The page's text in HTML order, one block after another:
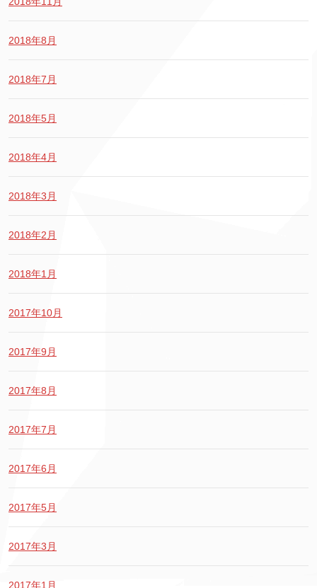
2018年8月
2018年7月
2018年5月
2018年4月
2018年3月
2018年2月
2018年1月
2017年10月
2017年9月
2017年8月
2017年7月
2017年6月
2017年5月
2017年3月
2017年1月